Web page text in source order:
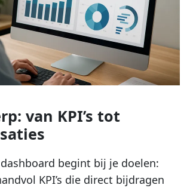
van KPI’s tot
begint bij je doelen:
KPI’s die direct bijdragen